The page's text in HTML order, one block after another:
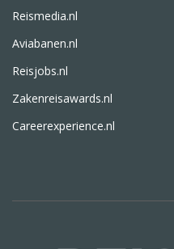
Reismedia.nl
Aviabanen.nl
Reisjobs.nl
Zakenreisawards.nl
Careerexperience.nl